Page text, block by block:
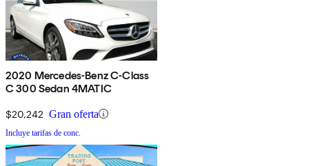
2020 Mercedes-Benz C-Class
C 300 Sedan 4MATIC
$20,242 Gran oferta
Incluye tarifas de conc.